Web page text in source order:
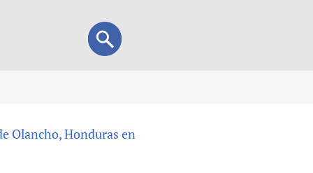
Search
Search
health and rights)
Olancho, Honduras en